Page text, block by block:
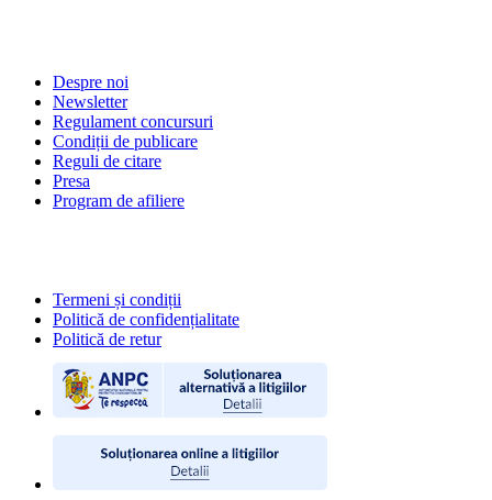
Despre noi
Newsletter
Regulament concursuri
Condiții de publicare
Reguli de citare
Presa
Program de afiliere
Termeni și condiții
Politică de confidențialitate
Politică de retur